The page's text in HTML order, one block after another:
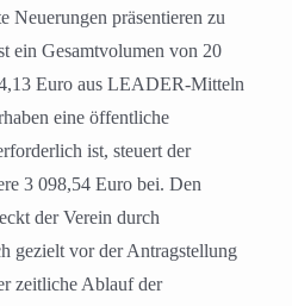
Neuerungen präsentieren zu
ein Gesamtvolumen von 20
Euro aus LEADER-Mitteln
eine öffentliche
ist, steuert der
3 098,54 Euro bei. Den
der Verein durch
gezielt vor der Antragstellung
zeitliche Ablauf der